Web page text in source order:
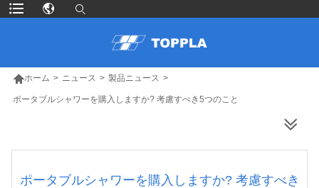
ホーム > ニュース > 製品ニュース >
ポータブルシャワーを購入しますか? 考慮すべき5つのこと
ポータブルシャワーを購入しますか? 考慮すべき